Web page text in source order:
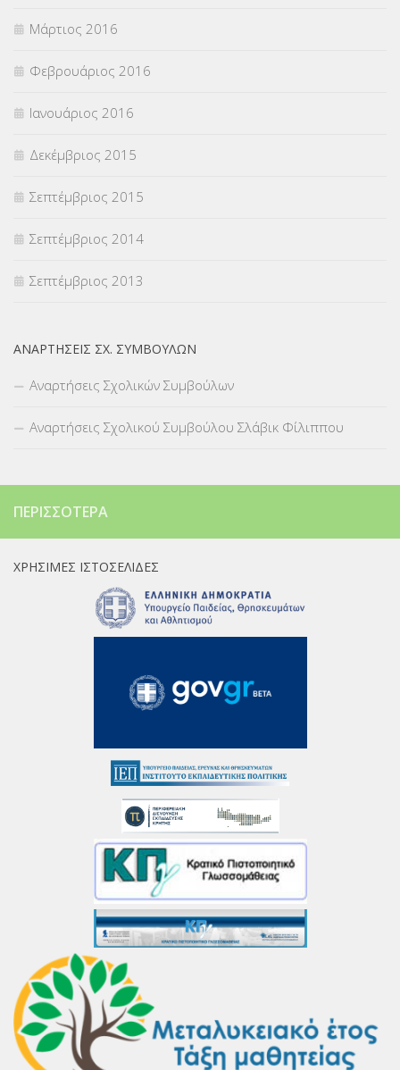
Μάρτιος 2016
Φεβρουάριος 2016
Ιανουάριος 2016
Δεκέμβριος 2015
Σεπτέμβριος 2015
Σεπτέμβριος 2014
Σεπτέμβριος 2013
ΑΝΑΡΤΉΣΕΙΣ ΣΧ. ΣΥΜΒΟΎΛΩΝ
Αναρτήσεις Σχολικών Συμβούλων
Αναρτήσεις Σχολικού Συμβούλου Σλάβικ Φίλιππου
ΠΕΡΙΣΣΌΤΕΡΑ
ΧΡΉΣΙΜΕΣ ΙΣΤΟΣΕΛΊΔΕΣ